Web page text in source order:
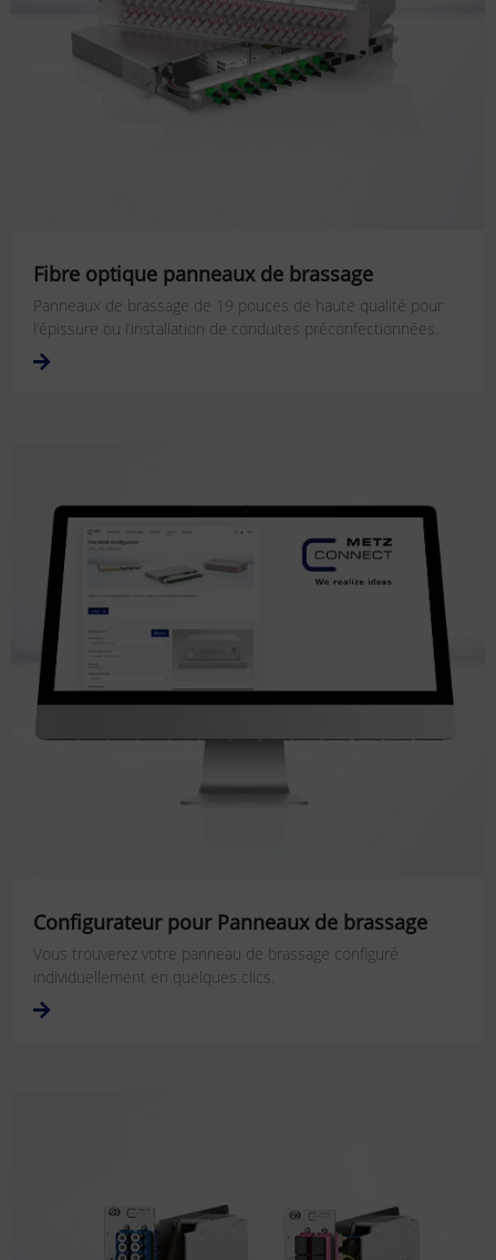
Fibre optique panneaux de brassage
Panneaux de brassage de 19 pouces de haute qualité pour
l’épissure ou l’installation de conduites préconfectionnées.
Configurateur pour Panneaux de brassage
Vous trouverez votre panneau de brassage configuré
individuellement en quelques clics.